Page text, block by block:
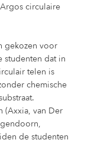
circulaire
gekozen voor
studenten dat in
telen is
chemische
(Axxia, van Der
de studenten